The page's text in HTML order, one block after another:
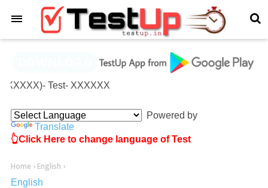
Test- XXXXXX
Powered by
Translate
👆Click Here to change language of Test
Home › English ›
English